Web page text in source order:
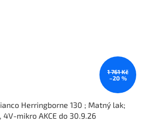
1 761 Kč
–20 %
Herringborne 130 ; Matný lak;
4V-mikro AKCE do 30.9.26